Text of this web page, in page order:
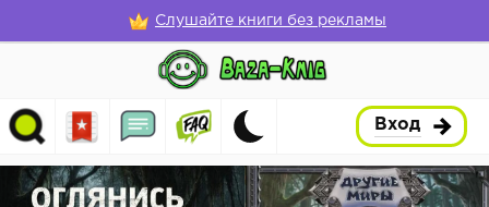
Слушайте книги без рекламы
Вход